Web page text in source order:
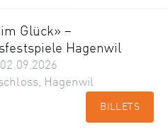
Glück» –
Hagenwil
Hagenwil
BILLETS